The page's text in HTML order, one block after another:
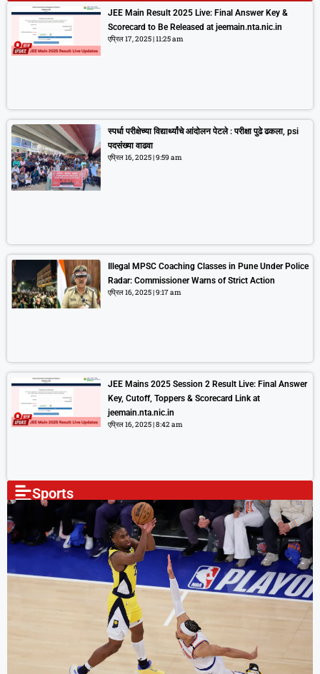
JEE Main Result 2025 Live: Final Answer Key &
Scorecard to Be Released at jeemain.nta.nic.in
एप्रिल 17, 2025 11:25 am
स्पर्धा परीक्षेच्या विद्यार्थ्यांचे आंदोलन पेटले : परीक्षा पुढे ढकला, psi
पदसंख्या वाढवा
एप्रिल 16, 2025 9:59 am
Illegal MPSC Coaching Classes in Pune Under Police
Radar: Commissioner Warns of Strict Action
एप्रिल 16, 2025 9:17 am
JEE Mains 2025 Session 2 Result Live: Final Answer
Key, Cutoff, Toppers & Scorecard Link at
jeemain.nta.nic.in
एप्रिल 16, 2025 8:42 am
Sports